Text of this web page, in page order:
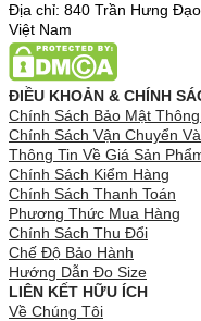
Địa chỉ: 840 Trần Hưng
Việt Nam
ĐIỀU KHOẢN & CHÍNH
Chính Sách Bảo Mật Thông
Chính Sách Vận Chuyển
Thông Tin Về Giá Sản
Chính Sách Kiểm Hàng
Chính Sách Thanh Toán
Phương Thức Mua Hàng
Chính Sách Thu Đổi
Chế Độ Bảo Hành
Hướng Dẫn Đo Size
LIÊN KẾT HỮU ÍCH
Về Chúng Tôi